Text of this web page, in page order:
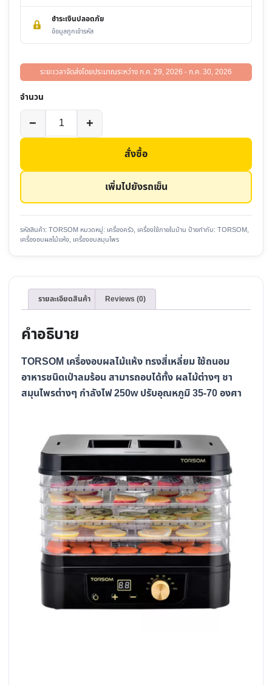
ชำระเงินปลอดภัย
ข้อมูลถูกเข้ารหัส
สั่งซื้อ
ระยะเวลาจัดส่งโดยประมาณระหว่าง ก.ค. 29, 2026 - ก.ค. 30, 2026
จำนวน
−
จำนวน
TORSOM
อบ
ไม้
แห้ง
ชิ้น
+
เพิ่มไปยังรถเข็น
รหัสสินค้า: TORSOM หมวดหมู่: เครื่องครัว, เครื่องใช้ภายในบ้าน ป้ายกำกับ: TORSOM,
เครื่องอบผลไม้แห้ง, เครื่องอบสมุนไพร
รายละเอียดสินค้า Reviews (0)
คำอธิบาย
TORSOM เครื่องอบผลไม้แห้ง ทรงสี่เหลี่ยม ใช้ถนอม
อาหารชนิดเป่าลมร้อน สามารถอบได้ทั้ง ผลไม้ต่างๆ ชา
สมุนไพรต่างๆ กำลังไฟ 250w ปรับอุณหภูมิ 35-70 องศา